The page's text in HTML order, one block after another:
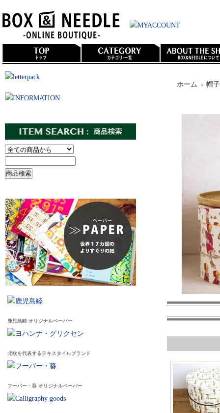
鹿児島睦 オリジナルペーパー
北欧を代表するテキスタイルブランド
フーバー・葵 オリジナルペーパー
ホーム ＞ 帽